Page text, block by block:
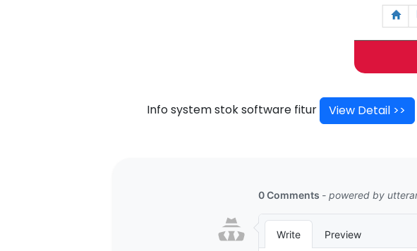
Info system stok software fitur View Detail >>